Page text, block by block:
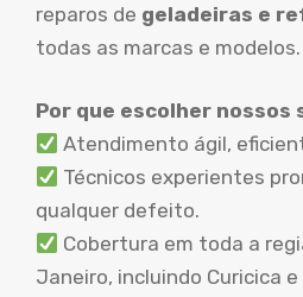
reparos de geladeiras e
todas as marcas e modelos.
Por que escolher nossos
Atendimento ágil,
Técnicos experientes
qualquer defeito.
Cobertura em toda a
Janeiro, incluindo Curicica